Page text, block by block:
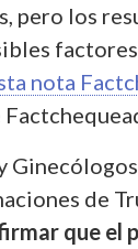
pero los
nota
de
que el